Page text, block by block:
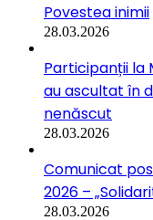
Povestea inimii
28.03.2026
Participanții la
au ascultat în
nenăscut
28.03.2026
Comunicat
2026 –
28.03.2026